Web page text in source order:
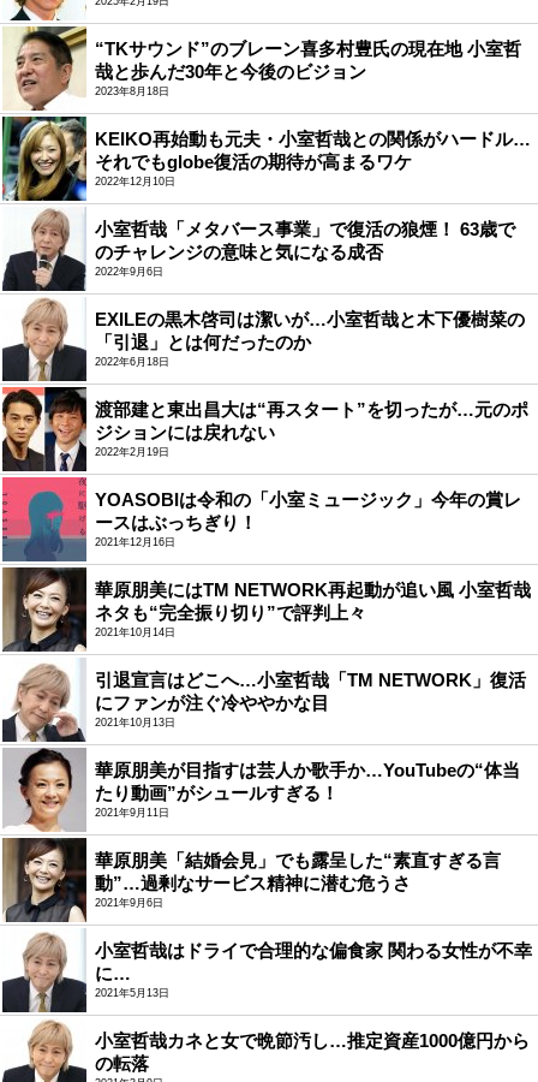
“TKサウンド”のブレーン喜多村豊氏の現在地 小室哲
哉と歩んだ30年と今後のビジョン
2023年8月18日
KEIKO再始動も元夫・小室哲哉との関係がハードル…
それでもglobe復活の期待が高まるワケ
2022年12月10日
小室哲哉「メタバース事業」で復活の狼煙！ 63歳で
のチャレンジの意味と気になる成否
2022年9月6日
EXILEの黒木啓司は潔いが…小室哲哉と木下優樹菜の
「引退」とは何だったのか
2022年6月18日
渡部建と東出昌大は“再スタート”を切ったが…元のポ
ジションには戻れない
2022年2月19日
YOASOBIは令和の「小室ミュージック」今年の賞レ
ースはぶっちぎり！
2021年12月16日
華原朋美にはTM NETWORK再起動が追い風 小室哲哉
ネタも“完全振り切り”で評判上々
2021年10月14日
引退宣言はどこへ…小室哲哉「TM NETWORK」復活
にファンが注ぐ冷ややかな目
2021年10月13日
華原朋美が目指すは芸人か歌手か…YouTubeの“体当
たり動画”がシュールすぎる！
2021年9月11日
華原朋美「結婚会見」でも露呈した“素直すぎる言
動”…過剰なサービス精神に潜む危うさ
2021年9月6日
小室哲哉はドライで合理的な偏食家 関わる女性が不幸
に…
2021年5月13日
小室哲哉カネと女で晩節汚し…推定資産1000億円から
の転落